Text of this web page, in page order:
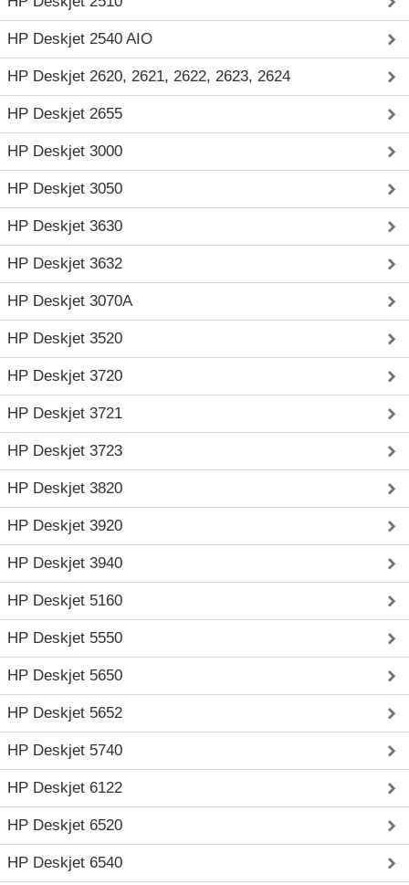
HP Deskjet 2540 AIO
HP Deskjet 2620, 2621, 2622, 2623, 2624
HP Deskjet 2655
HP Deskjet 3000
HP Deskjet 3050
HP Deskjet 3630
HP Deskjet 3632
HP Deskjet 3070A
HP Deskjet 3520
HP Deskjet 3720
HP Deskjet 3721
HP Deskjet 3723
HP Deskjet 3820
HP Deskjet 3920
HP Deskjet 3940
HP Deskjet 5160
HP Deskjet 5550
HP Deskjet 5650
HP Deskjet 5652
HP Deskjet 5740
HP Deskjet 6122
HP Deskjet 6520
HP Deskjet 6540